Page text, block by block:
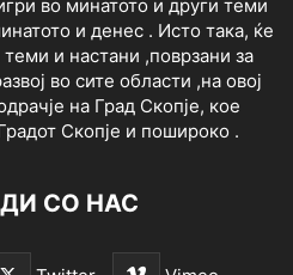
во минатото и други теми
и денес . Исто така, ќе
теми и настани ,поврзани за
во сите области ,на овој
на Град Скопје, кое
Скопје и пошироко .
СО НАС